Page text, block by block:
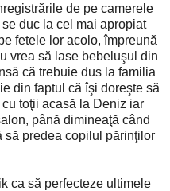
de pe camerele
duc la cel mai apropiat
fetele lor acolo, împreună
vrea să lase bebeluşul din
că trebuie dus la familia
din faptul că îşi doreşte să
toţii acasă la Deniz iar
până dimineaţă când
să predea copilul părinţilor
ca să perfecteze ultimele